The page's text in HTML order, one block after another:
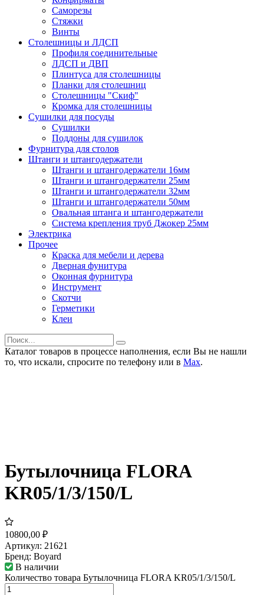
Саморезы
Стяжки
Винты
Столешницы и ЛДСП
Профиля соединительные
ЛДСП и ДВП
Плинтуса для столешницы
Планки для столешниц
Столешницы "Скиф"
Кромка для столешницы
Сушилки для посуды
Сушилки
Поддоны для сушилок
Фурнитура для столов
Штанги и штангодержатели
Штанги и штангодержатели 16мм
Штанги и штангодержатели 25мм
Штанги и штангодержатели 32мм
Штанги и штангодержатели 50мм
Овальная штанга и штангодержатели
Система крепления труб Джокер 25мм
Электрика
Прочее
Краска для мебели и дерева
Дверная фунитура
Оконная фурнитура
Инструмент
Скотчи
Герметики
Клеи
Каталог товаров в процессе наполнения, если Вы не нашли
то, что искали, спросите по телефону или в Мах.
Бутылочница FLORA
KR05/1/3/150/L
10800,00 ₽
Артикул: 21621
Бренд: Boyard
В наличии
Количество товара Бутылочница FLORA KR05/1/3/150/L